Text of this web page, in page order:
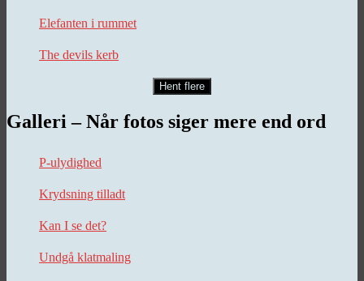
Elefanten i rummet
The devils kerb
Hent flere
Galleri – Når fotos siger mere end ord
P-ulydighed
Krydsning tilladt
Kan I se det?
Undgå klatmaling